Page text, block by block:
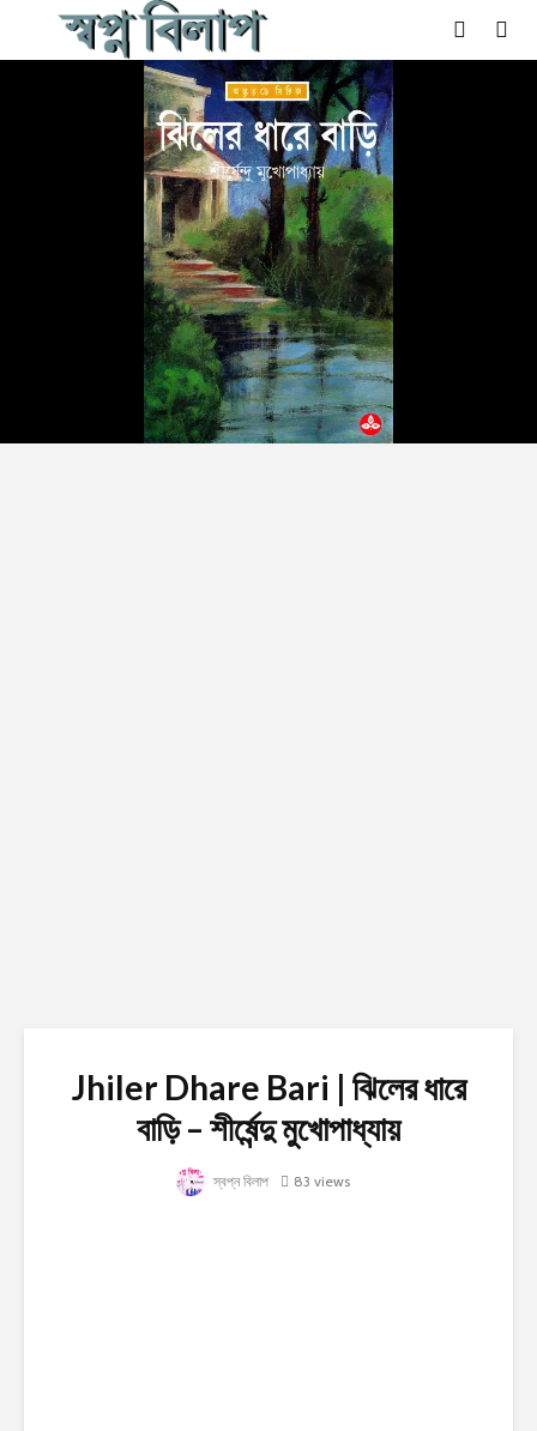
Jhiler Dhare Bari | ঝিলের ধারে
বাড়ি – শীর্ষেন্দু মুখোপাধ্যায়
স্বপ্ন বিলাপ 83 views